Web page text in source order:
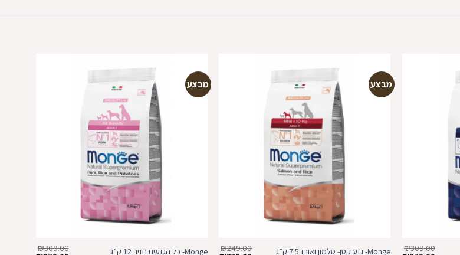
₪309.00
מבצע
Monge- גזע קטן- סלמון ואורז 7.5 ק”ג ₪249.00
מבצע
Monge- כל הגזעים חזיר 12 ק”ג ₪309.00